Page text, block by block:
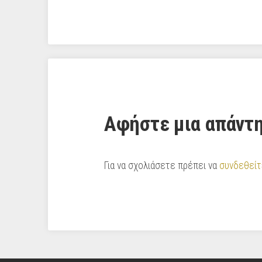
Αφήστε μια
Για να σχολιάσετε πρέπει να